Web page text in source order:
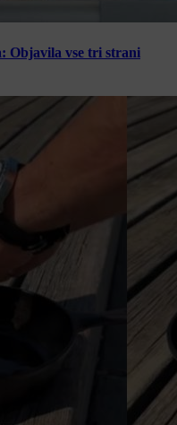
Objavila vse tri strani